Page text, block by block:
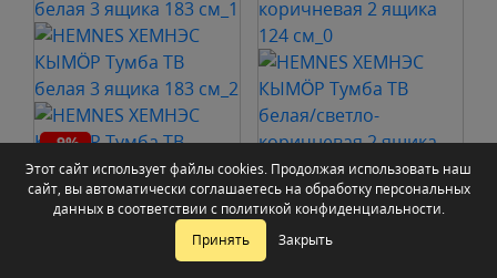
-9%
HEMNES
ХЕМНЭС КЫМÖР
Тумба ТВ белая 3
Этот сайт использует файлы cookies. Продолжая использовать наш
сайт, вы автоматически соглашаетесь на обработку персональных
данных в соответствии с политикой конфиденциальности.
Принять
Закрыть